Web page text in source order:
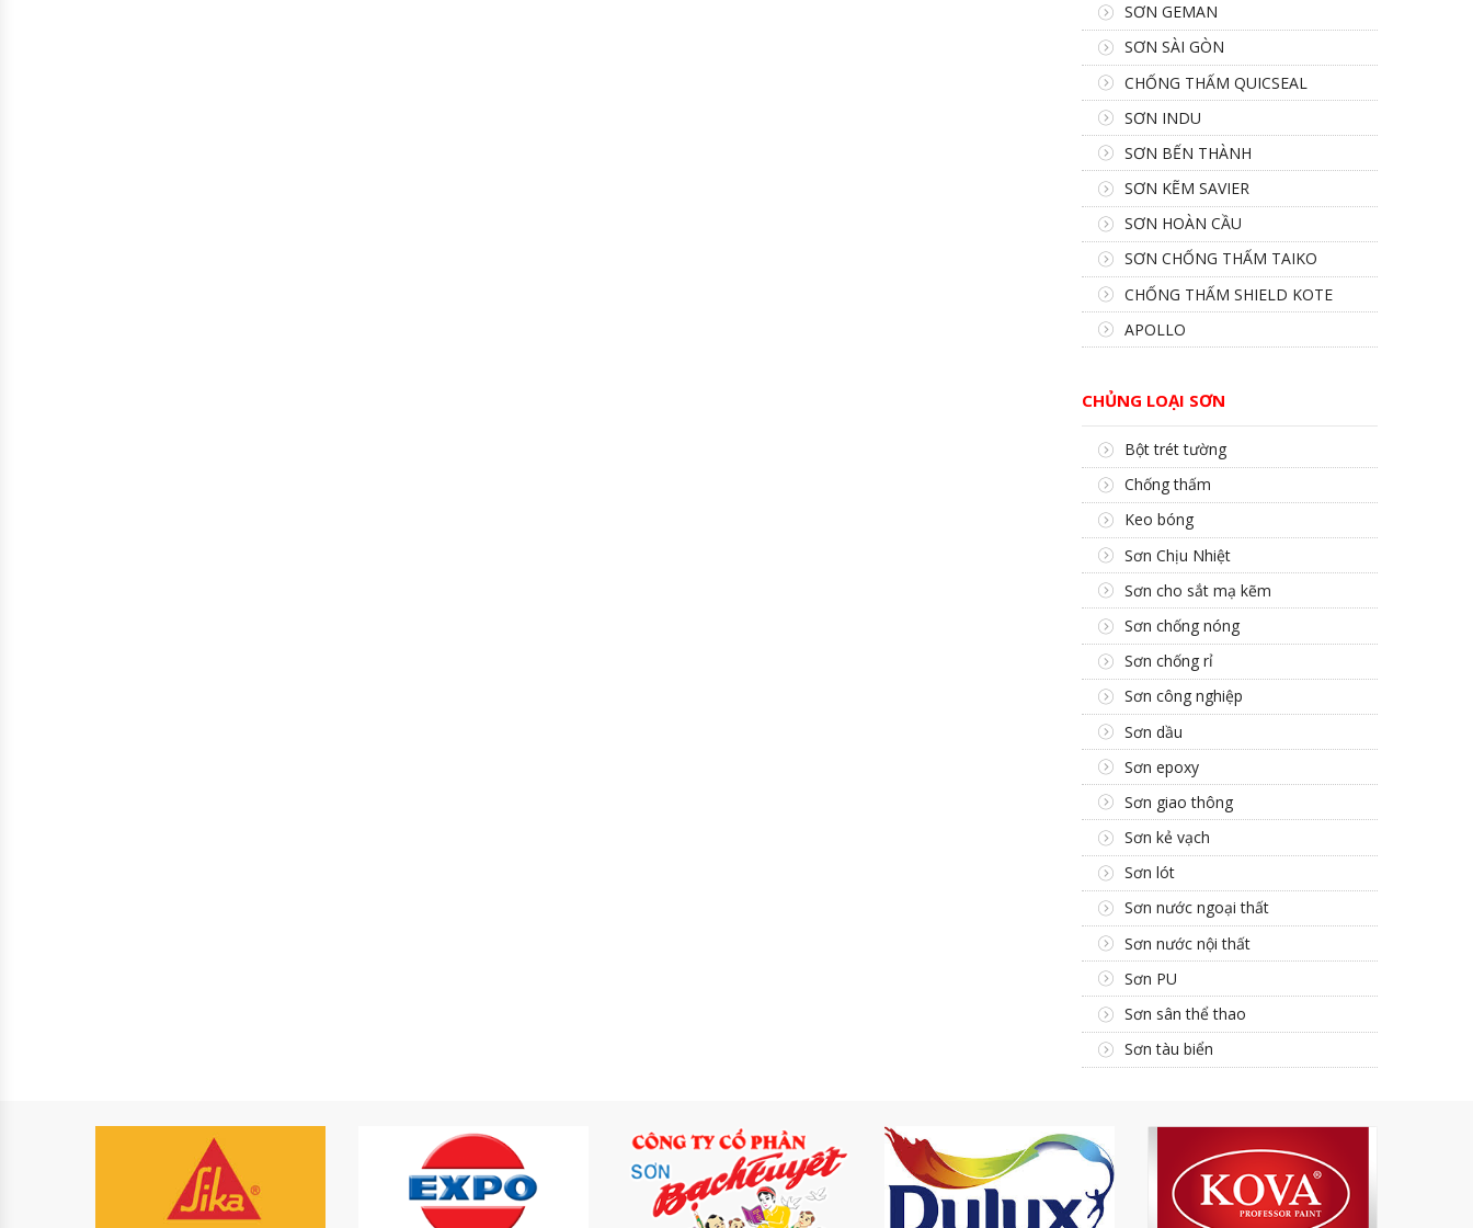
SƠN GEMAN
SƠN SÀI GÒN
CHỐNG THẤM QUICSEAL
SƠN INDU
SƠN BẾN THÀNH
SƠN KẼM SAVIER
SƠN HOÀN CẦU
SƠN CHỐNG THẤM TAIKO
CHỐNG THẤM SHIELD KOTE
APOLLO
CHỦNG LOẠI SƠN
Bột trét tường
Chống thấm
Keo bóng
Sơn Chịu Nhiệt
Sơn cho sắt mạ kẽm
Sơn chống nóng
Sơn chống rỉ
Sơn công nghiệp
Sơn dầu
Sơn epoxy
Sơn giao thông
Sơn kẻ vạch
Sơn lót
Sơn nước ngoại thất
Sơn nước nội thất
Sơn PU
Sơn sân thể thao
Sơn tàu biển